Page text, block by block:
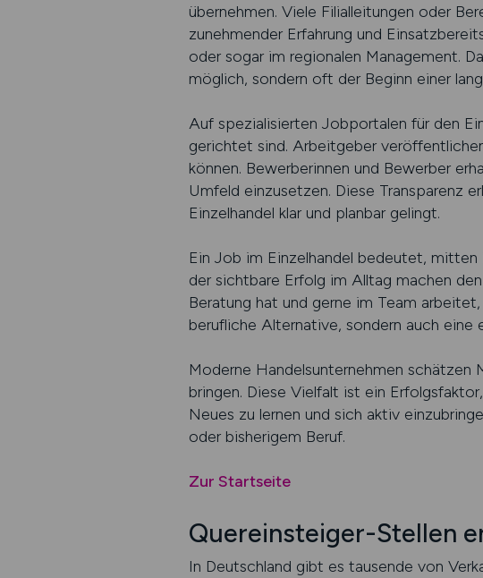
übernehmen. Viele Filialleitungen oder
zunehmender Erfahrung und
oder sogar im regionalen Management.
möglich, sondern oft der Beginn einer
Auf spezialisierten Jobportalen für den
gerichtet sind. Arbeitgeber
können. Bewerberinnen und Bewerber
Umfeld einzusetzen. Diese Transparenz
Einzelhandel klar und planbar gelingt.
Ein Job im Einzelhandel bedeutet,
der sichtbare Erfolg im Alltag machen
Beratung hat und gerne im Team
berufliche Alternative, sondern auch
Moderne Handelsunternehmen
bringen. Diese Vielfalt ist ein
Neues zu lernen und sich aktiv
oder bisherigem Beruf.
Zur Startseite
Quereinsteiger-Stellen
In Deutschland gibt es tausende von